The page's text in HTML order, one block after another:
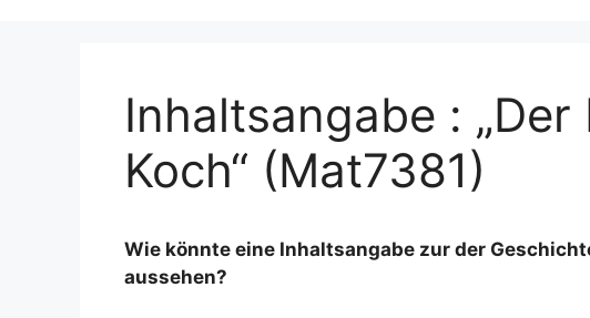
Inhaltsangabe :
Koch“ (Mat7381)
Wie könnte eine Inhaltsangabe zur der
aussehen?